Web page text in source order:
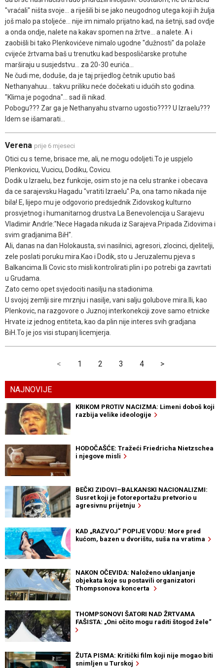
"vraćali" ništa svoje... a riješili bi se jako neugodnog utega koji ih žulja
još malo pa stoljeće... nije im nimalo prijatno kad, na šetnji, sad ovdje
a onda ondje, nalete na kakav spomen na žrtve... a nalete. A i
zaobišli bi tako Plenkovićeve nimalo ugodne "dužnosti" da polaže
cvijeće žrtvama baš u trenutku kad besposličarske protuhe
marširaju u susjedstvu... za 20-30 eurića...
Ne čudi me, doduše, da je taj prijedlog četnik uputio baš
Nethanyahuu... takvu priliku neće dočekati u idućih sto godina.
"Klima je pogodna"... sad ili nikad.
Pobogu??? Zar ga je Nethanyahu stvarno ugostio???? U Izraelu???
Idem se išamarati...
Verena prije 6 mjeseci
Otici cu s teme, brisace me, ali, ne mogu odoljeti.To je uspjelo
Plenkovicu, Vucicu, Dodiku, Covicu.
Dodik u Izraelu, bez funkcije, osim sto je na celu stranke i obecava
da ce sarajevsku Hagadu "vratiti Izraelu".Pa, ona tamo nikada nije
bila! E, lijepo mu je odgovorio predsjednik Zidovskog kulturno
prosvjetnog i humanitarnog drustva La Benevolencija u Sarajevu
Vladimir Andrle:"Nece Hagada nikuda iz Sarajeva.Pripada Zidovima i
svim gradjanima BiH".
Ali, danas na dan Holokausta, svi nasilnici, agresori, zlocinci, djelitelji,
zele poslati poruku mira.Kao i Dodik, sto u Jeruzalemu pjeva s
Balkancima.Ili Covic sto misli kontrolirati plin i po potrebi ga zavrtati
u Grudama.
Zato cemo opet svjedociti nasilju na stadionima.
U svojoj zemlji sire mrznju i nasilje, vani salju golubove mira.Ili, kao
Plenkovic, na razgovore o Juznoj interkonekciji zove samo etnicke
Hrvate iz jednog entiteta, kao da plin nije interes svih gradjana
BiH.To je jos visi stupanj licemjerja.
< 1 2 3 4 >
NAJNOVIJE
KRIKOM PROTIV NACIZMA: Limeni doboš koji
razbija velike ideologije
HODOČAŠĆE: Tražeći Friedricha Nietzschea
i njegove misli
BEČKI ZIDOVI–BALKANSKI NACIONALIZMI:
Susret koji je fotoreportažu pretvorio u
agresivnu prijetnju
KAD „RAZVOJ“ POPIJE VODU: More pred
kućom, bazen u dvorištu, suša na vratima
NAKON OČEVIDA: Naloženo uklanjanje
objekata koje su postavili organizatori
Thompsonova koncerta
THOMPSONOVI ŠATORI NAD ŽRTVAMA
FAŠISTA: „Oni očito mogu raditi štogod žele“
ŽUTA PISMA: Kritički film koji nije mogao biti
snimljen u Turskoj